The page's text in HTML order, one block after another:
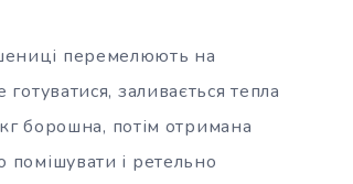
перемелюють на
готуватися, заливається тепла
борошна, потім отримана
і ретельно